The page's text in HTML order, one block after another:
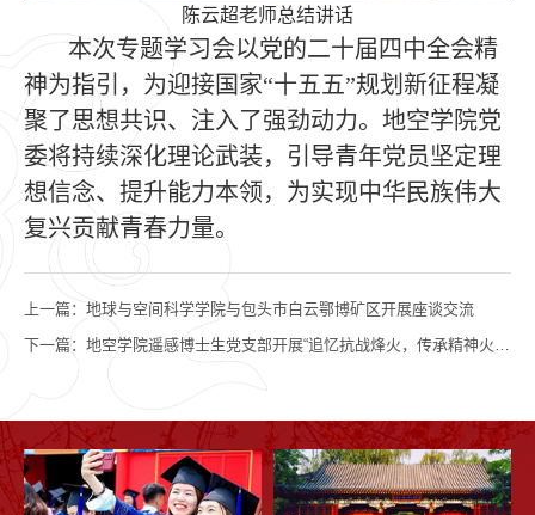
陈云超老师总结讲话
本次专题学习会以党的二十届四中全会精
神为指引，为迎接国家“十五五”规划新征程凝
聚了思想共识、注入了强劲动力。地空学院党
委将持续深化理论武装，引导青年党员坚定理
想信念、提升能力本领，为实现中华民族伟大
复兴贡献青春力量。
上一篇： 地球与空间科学学院与包头市白云鄂博矿区开展座谈交流
下一篇： 地空学院遥感博士生党支部开展“追忆抗战烽火，传承精神火炬”联学联讲活动